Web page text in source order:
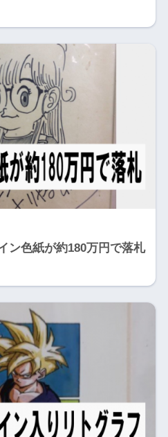
ン色紙が約180万円で落札